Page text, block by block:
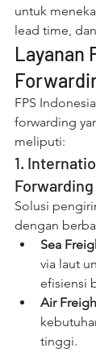
untuk
lead time,
Layanan
FPS
forwarding
meliputi:
1.
Forwarding
Solusi
dengan
Sea
via laut
efisiensi
Air
tinggi.